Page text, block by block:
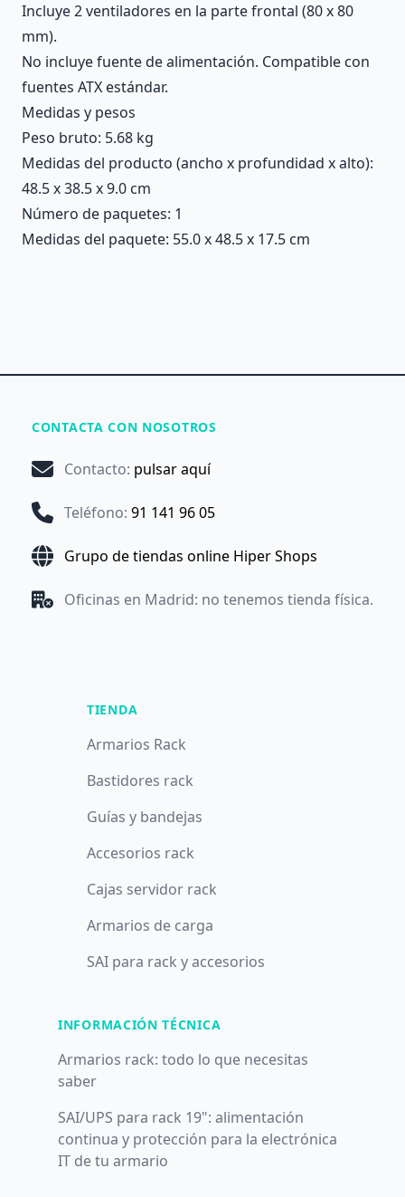
Incluye 2 ventiladores en la parte frontal (80 x 80
mm).
No incluye fuente de alimentación. Compatible con
fuentes ATX estándar.
Medidas y pesos
Peso bruto: 5.68 kg
Medidas del producto (ancho x profundidad x alto):
48.5 x 38.5 x 9.0 cm
Número de paquetes: 1
Medidas del paquete: 55.0 x 48.5 x 17.5 cm
CONTACTA CON NOSOTROS
Contacto: pulsar aquí
Teléfono: 91 141 96 05
Grupo de tiendas online Hiper Shops
Oficinas en Madrid: no tenemos tienda física.
TIENDA
Armarios Rack
Bastidores rack
Guías y bandejas
Accesorios rack
Cajas servidor rack
Armarios de carga
SAI para rack y accesorios
INFORMACIÓN TÉCNICA
Armarios rack: todo lo que necesitas
saber
SAI/UPS para rack 19": alimentación
continua y protección para la electrónica
IT de tu armario